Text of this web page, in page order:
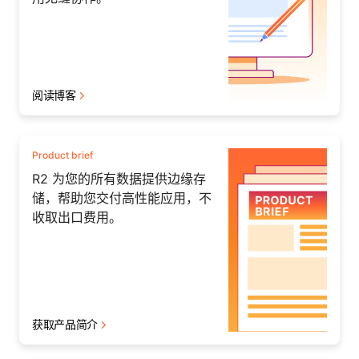
阅读博客
Product brief
R2 为您的所有数据提供边缘存
储，帮助您交付高性能应用，不
收取出口费用。
获取产品简介